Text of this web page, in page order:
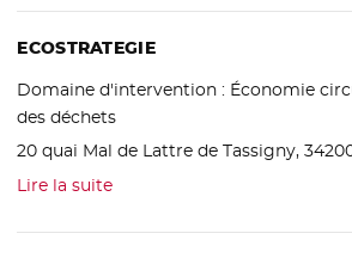
ECOSTRATEGIE
Domaine d'intervention : Économie
des déchets
20 quai Mal de Lattre de Tassigny,
Lire la suite